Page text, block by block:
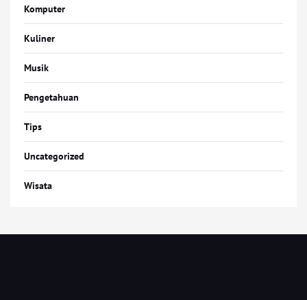
Komputer
Kuliner
Musik
Pengetahuan
Tips
Uncategorized
Wisata